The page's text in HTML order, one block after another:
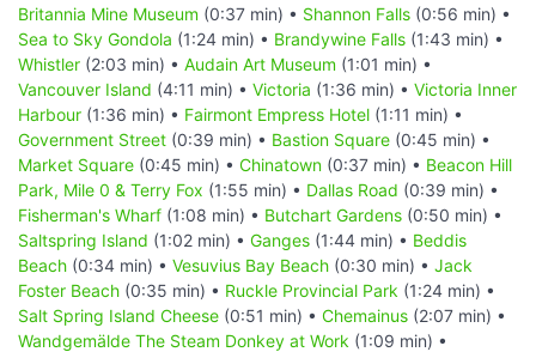
Britannia Mine Museum (0:37 min) • Shannon Falls (0:56 min) •
Sea to Sky Gondola (1:24 min) • Brandywine Falls (1:43 min) •
Whistler (2:03 min) • Audain Art Museum (1:01 min) •
Vancouver Island (4:11 min) • Victoria (1:36 min) • Victoria Inner
Harbour (1:36 min) • Fairmont Empress Hotel (1:11 min) •
Government Street (0:39 min) • Bastion Square (0:45 min) •
Market Square (0:45 min) • Chinatown (0:37 min) • Beacon Hill
Park, Mile 0 & Terry Fox (1:55 min) • Dallas Road (0:39 min) •
Fisherman's Wharf (1:08 min) • Butchart Gardens (0:50 min) •
Saltspring Island (1:02 min) • Ganges (1:44 min) • Beddis
Beach (0:34 min) • Vesuvius Bay Beach (0:30 min) • Jack
Foster Beach (0:35 min) • Ruckle Provincial Park (1:24 min) •
Salt Spring Island Cheese (0:51 min) • Chemainus (2:07 min) •
Wandgemälde The Steam Donkey at Work (1:09 min) •